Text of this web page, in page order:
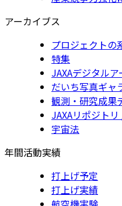
アーカイブス
プロジェクトの
特集
JAXAデジタル
だいち写真ギャ
観測・研究成果
JAXAリポジトリ
宇宙法
年間活動実績
打上げ予定
打上げ実績